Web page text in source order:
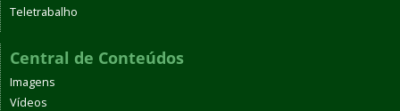
Teletrabalho
Central de Conteúdos
Imagens
Vídeos